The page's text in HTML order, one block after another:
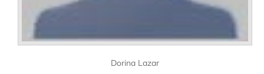
Dorina Lazar